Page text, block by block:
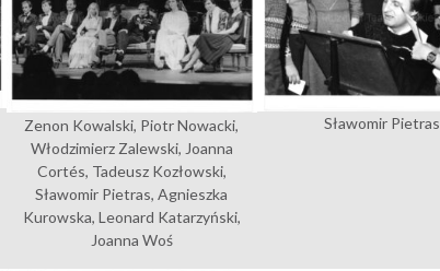
Zenon Kowalski, Piotr Nowacki,
Włodzimierz Zalewski, Joanna
Cortés, Tadeusz Kozłowski,
Sławomir Pietras, Agnieszka
Kurowska, Leonard Katarzyński,
Joanna Woś
Sławomir Pietras